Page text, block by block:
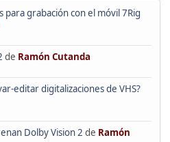
para grabación con el móvil 7Rig
de Ramón Cutanda
editar digitalizaciones de VHS?
Dolby Vision 2 de Ramón